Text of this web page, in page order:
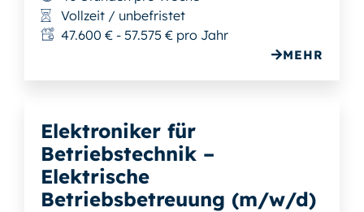
Vollzeit / unbefristet
47.600 € - 57.575 € pro Jahr
MEHR
Elektroniker für
Betriebstechnik –
Elektrische
Betriebsbetreuung (m/w/d)